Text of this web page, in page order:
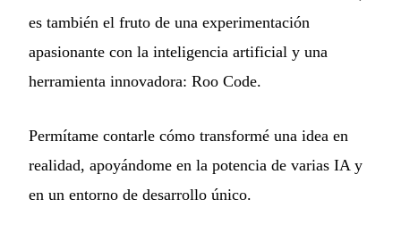
es también el fruto de una experimentación
apasionante con la inteligencia artificial y una
herramienta innovadora: Roo Code.
Permítame contarle cómo transformé una idea en
realidad, apoyándome en la potencia de varias IA y
en un entorno de desarrollo único.